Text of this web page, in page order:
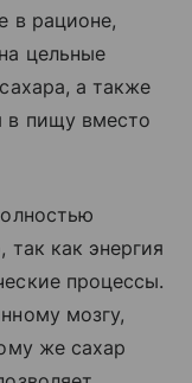
в рационе,
цельные
а также
в пищу вместо
так как энергия
процессы.
мозгу,
же сахар